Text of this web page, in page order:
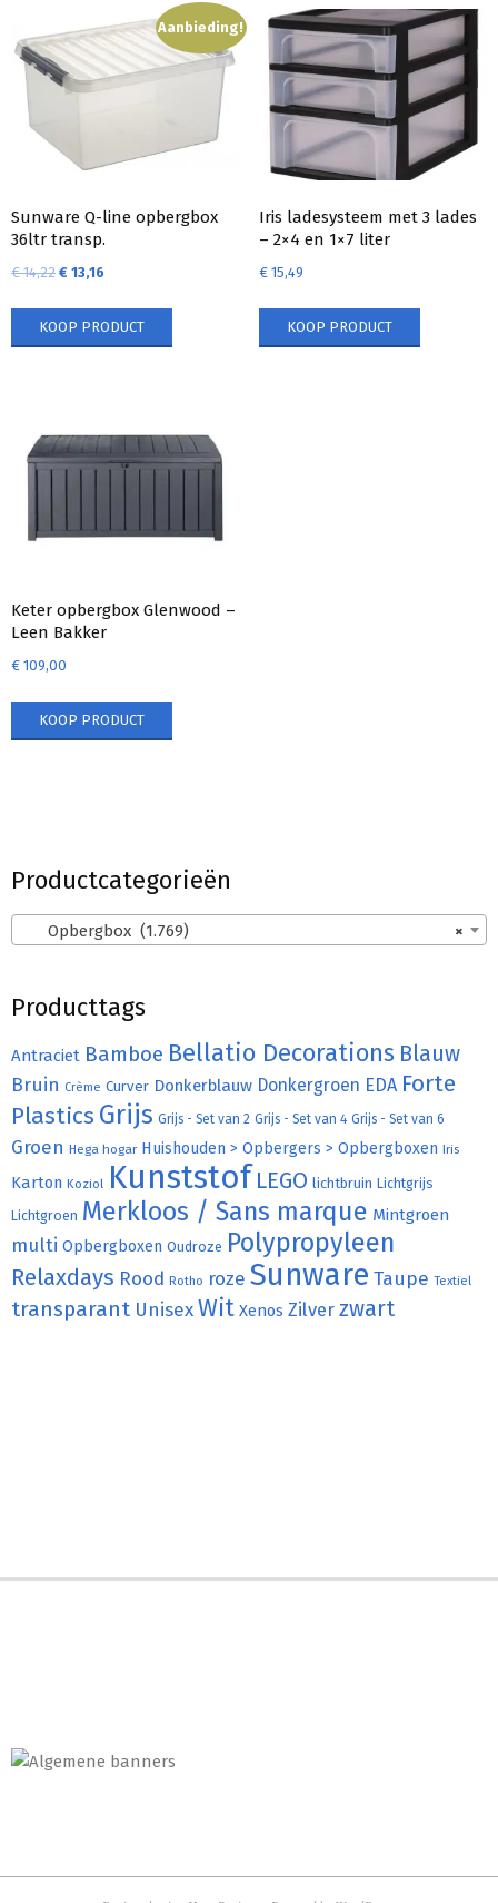
Aanbieding!
Sunware Q-line opbergbox
36ltr transp.
€14,22 € 13,16
KOOP PRODUCT
Iris ladesysteem met 3 lades
– 2×4 en 1×7 liter
€15,49
KOOP PRODUCT
Keter opbergbox Glenwood –
Leen Bakker
€ 109,00
KOOP PRODUCT
Productcategorieën
×
Opbergbox (1.769)
Producttags
Antraciet Bamboe Bellatio Decorations Blauw
Bruin Crème Curver Donkerblauw Donkergroen EDA Forte
Plastics Grijs Grijs - Set van 2 Grijs - Set van 4 Grijs - Set van 6
Groen Hega hogar Huishouden > Opbergers > Opbergboxen Iris
Karton Koziol Kunststof LEGO lichtbruin Lichtgrijs
Lichtgroen Merkloos / Sans marque Mintgroen
multi Opbergboxen Oudroze Polypropyleen
Relaxdays Rood Rotho roze Sunware Taupe Textiel
transparant UnisexWit Xenos Zilver zwart